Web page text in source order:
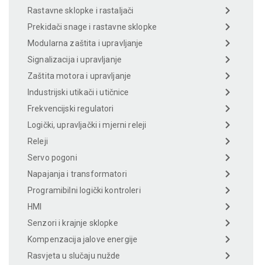
Rastavne sklopke i rastaljači
Prekidači snage i rastavne sklopke
Modularna zaštita i upravljanje
Signalizacija i upravljanje
Zaštita motora i upravljanje
Industrijski utikači i utičnice
Frekvencijski regulatori
Logički, upravljački i mjerni releji
Releji
Servo pogoni
Napajanja i transformatori
Programibilni logički kontroleri
HMI
Senzori i krajnje sklopke
Kompenzacija jalove energije
Rasvjeta u slučaju nužde